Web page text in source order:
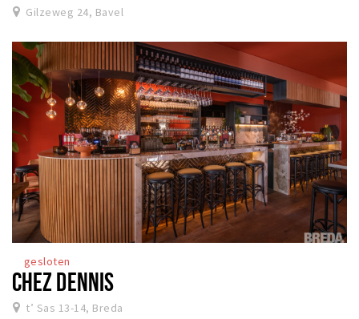
Gilzeweg 24, Bavel
gesloten
CHEZ DENNIS
t’ Sas 13-14, Breda